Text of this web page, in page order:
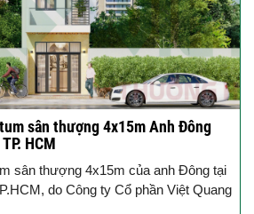
sân thượng 4x15m Anh Đông
HCM
sân thượng 4x15m của anh Đông tại
do Công ty Cổ phần Việt Quang